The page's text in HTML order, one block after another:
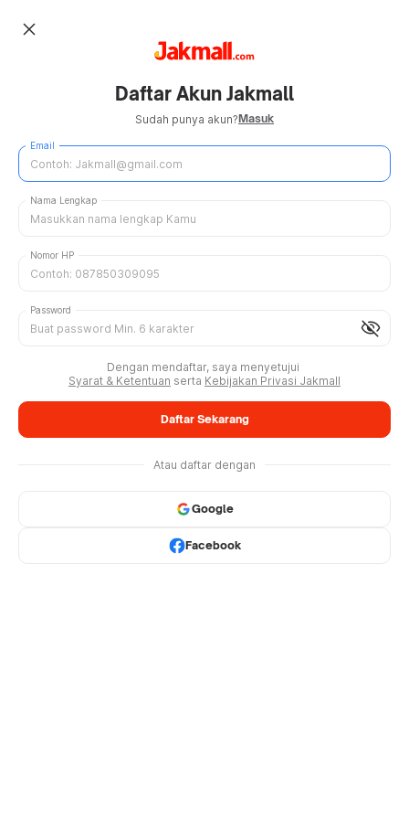
close
Daftar Akun Jakmall
Sudah punya akun?Masuk
Email
Nama Lengkap
Nomor HP
visibility_off
Password
Dengan mendaftar, saya menyetujui
Syarat & Ketentuan serta Kebijakan Privasi Jakmall
Daftar Sekarang
Atau daftar dengan
Google
Facebook